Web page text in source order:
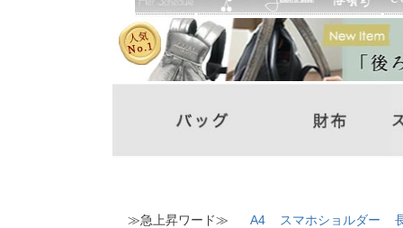
≫急上昇ワード≫ A4 スマホショルダー